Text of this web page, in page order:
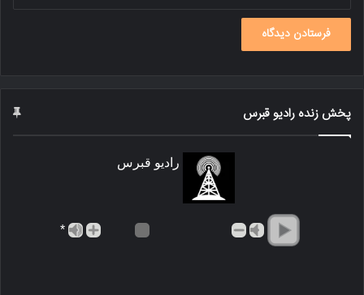
پخش زنده رادیو قبرس
رادیو قبرس
*